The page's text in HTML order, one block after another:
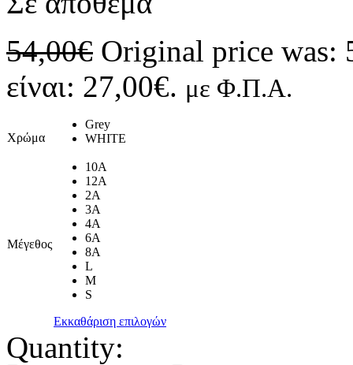
54,00€ Original price was:
είναι: 27,00€. με Φ.Π.Α.
Χρώμα
Grey
WHITE
Μέγεθος
10A
12A
2A
3A
4A
6A
8A
L
M
S
Εκκαθάριση επιλογών
Quantity: